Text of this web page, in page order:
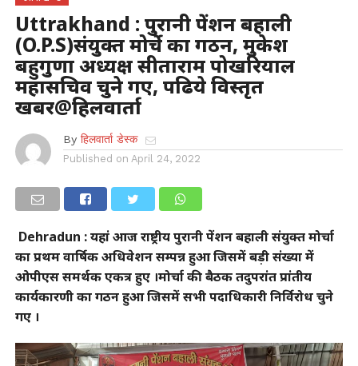
Uttrakhand : पुरानी पेंशन बहाली
(O.P.S)संयुक्त मोर्चे का गठन, मुकेश
बहुगुणा अध्यक्ष सीताराम पोखरियाल
महासचिव चुने गए, पढिये विस्तृत
खबर@हिलवार्ता
By हिलवार्ता डेस्क
Published on April 24, 2022
Dehradun : यहां आज राष्ट्रीय पुरानी पेंशन बहाली संयुक्त मोर्चा
का प्रथम वार्षिक अधिवेशन सम्पन्न हुआ जिसमें बड़ी संख्या में
ओपीएस समर्थक एकत्र हुए ।मोर्चा की बैठक तदुपरांत प्रांतीय
कार्यकारणी का गठन हुआ जिसमें सभी पदाधिकारी निर्विरोध चुने
गए ।